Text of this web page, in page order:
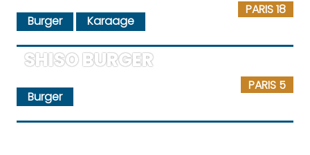
PARIS 18
Burger Karaage
PARIS 5
SHISO BURGER
Burger